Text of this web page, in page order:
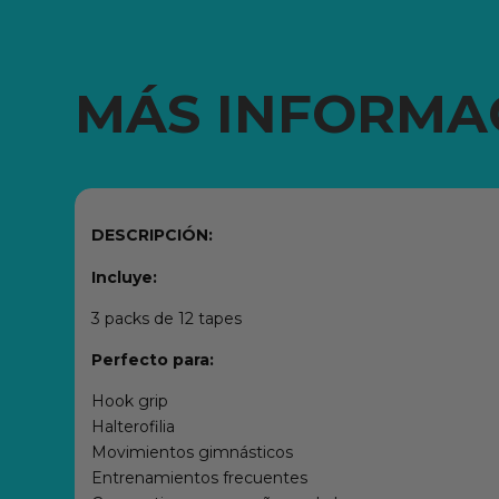
MÁS
DESCRIPCIÓN:
Incluye:
3 packs de 12 tapes
Perfecto para:
Hook grip
Halterofilia
Movimientos gimnásticos
Entrenamientos frecuentes